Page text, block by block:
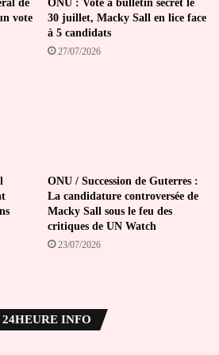
de
vote
ONU : Vote à bulletin secret le
30 juillet, Macky Sall en lice face
à 5 candidats
27/07/2026
ONU / Succession de Guterres :
La candidature controversée de
Macky Sall sous le feu des
critiques de UN Watch
23/07/2026
INFO